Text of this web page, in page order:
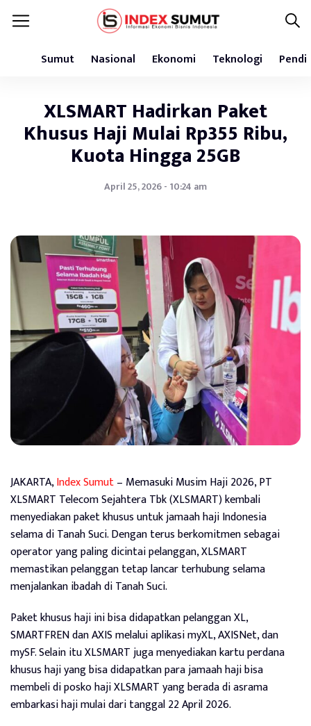
Sumut Nasional Ekonomi Teknologi
XLSMART Hadirkan Paket
Khusus Haji Mulai Rp355 Ribu,
Kuota Hingga 25GB
April 25, 2026 - 10:24 am
JAKARTA,Index Sumut– Memasuki Musim Haji 2026, PT
XLSMART Telecom Sejahtera Tbk (XLSMART) kembali
menyediakan paket khusus untuk jamaah haji Indonesia
selama di Tanah Suci. Dengan terus berkomitmen sebagai
operator yang paling dicintai pelanggan, XLSMART
memastikan pelanggan tetap lancar terhubung selama
menjalankan ibadah di Tanah Suci.
Paket khusus haji ini bisa didapatkan pelanggan XL,
SMARTFREN dan AXIS melalui aplikasi myXL, AXISNet, dan
mySF. Selain itu XLSMART juga menyediakan kartu perdana
khusus haji yang bisa didapatkan para jamaah haji bisa
membeli di posko haji XLSMART yang berada di asrama
embarkasi haji mulai dari tanggal 22 April 2026.